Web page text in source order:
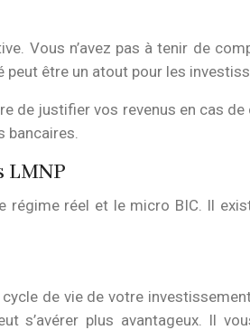
Vous n’avez pas à tenir de
être un atout pour les
de justifier vos revenus en cas
bancaires.
LMNP
régime réel et le micro BIC. Il
de vie de votre
s’avérer plus avantageux. Il